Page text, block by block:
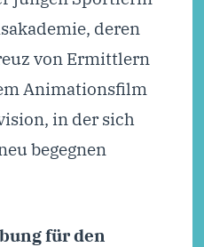
deren
von Ermittlern
Animationsfilm
in der sich
begegnen
für den